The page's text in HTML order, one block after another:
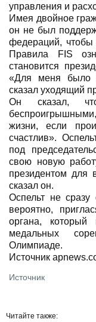
управления и
Имея двойное
он не был
федераций, чтобы
Правила FIS
становится
«Для меня было
сказал уходящий
Он сказал,
жизни, если
счастлив».
под
свою новую
президентом для
сказал он.
Оспельт не
вероятно,
органа, который
медальных
Олимпиаде.
Источник
Источник
Читайте также: